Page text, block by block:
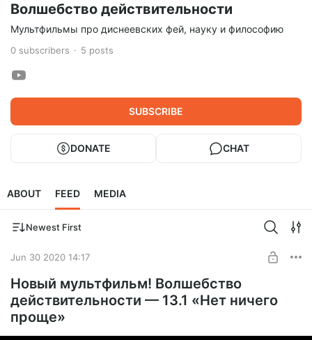
Волшебство действительности
Мультфильмы про диснеевских фей, науку и философию
0 subscribers 5 posts
SUBSCRIBE
DONATE CHAT
ABOUT FEED MEDIA
Newest First
Jun 30 2020 14:17
Новый мультфильм! Волшебство
действительности — 13.1 «Нет ничего
проще»